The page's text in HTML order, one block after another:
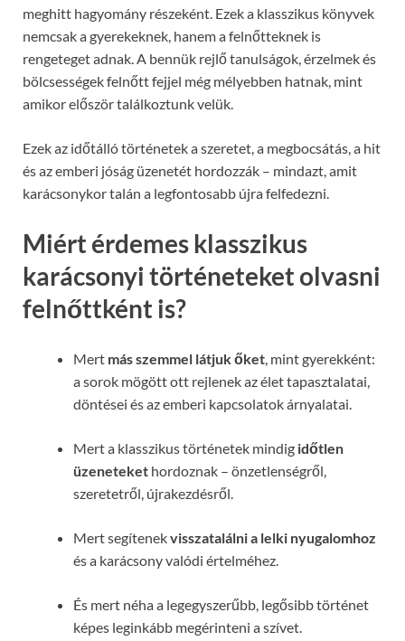
meghitt hagyomány részeként. Ezek a klasszikus könyvek
nemcsak a gyerekeknek, hanem a felnőtteknek is
rengeteget adnak. A bennük rejlő tanulságok, érzelmek és
bölcsességek felnőtt fejjel még mélyebben hatnak, mint
amikor először találkoztunk velük.
Ezek az időtálló történetek a szeretet, a megbocsátás, a hit
és az emberi jóság üzenetét hordozzák – mindazt, amit
karácsonykor talán a legfontosabb újra felfedezni.
Miért érdemes klasszikus
karácsonyi történeteket olvasni
felnőttként is?
Mert más szemmel látjuk őket, mint gyerekként:
a sorok mögött ott rejlenek az élet tapasztalatai,
döntései és az emberi kapcsolatok árnyalatai.
Mert a klasszikus történetek mindig időtlen
üzeneteket hordoznak – önzetlenségről,
szeretetről, újrakezdésről.
Mert segítenekvisszatalálni a lelki nyugalomhoz
és a karácsony valódi értelméhez.
És mert néha a legegyszerűbb, legősibb történet
képes leginkább megérinteni a szívet.